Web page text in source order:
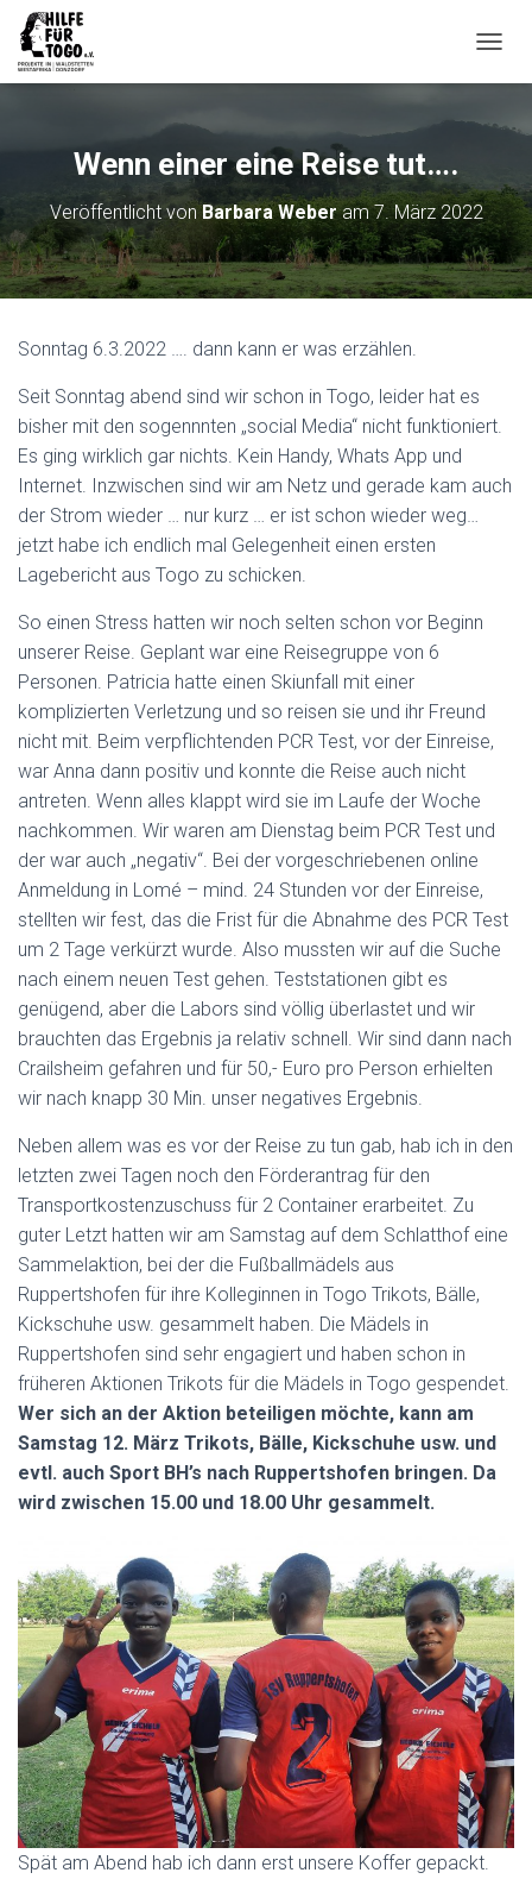
A
I
T
I
O
N
U
L
N
Wenn einer eine Reise tut….
Veröffentlicht vonBarbara Weberam7. März 2022
Sonntag 6.3.2022 …. dann kann er was erzählen.
Seit Sonntag abend sind wir schon in Togo, leider hat es
bisher mit den sogennnten „social Media“ nicht funktioniert.
Es ging wirklich gar nichts. Kein Handy, Whats App und
Internet. Inzwischen sind wir am Netz und gerade kam auch
der Strom wieder … nur kurz … er ist schon wieder weg…
jetzt habe ich endlich mal Gelegenheit einen ersten
Lagebericht aus Togo zu schicken.
So einen Stress hatten wir noch selten schon vor Beginn
unserer Reise. Geplant war eine Reisegruppe von 6
Personen. Patricia hatte einen Skiunfall mit einer
komplizierten Verletzung und so reisen sie und ihr Freund
nicht mit. Beim verpflichtenden PCR Test, vor der Einreise,
war Anna dann positiv und konnte die Reise auch nicht
antreten. Wenn alles klappt wird sie im Laufe der Woche
nachkommen. Wir waren am Dienstag beim PCR Test und
der war auch „negativ“. Bei der vorgeschriebenen online
Anmeldung in Lomé – mind. 24 Stunden vor der Einreise,
stellten wir fest, das die Frist für die Abnahme des PCR Test
um 2 Tage verkürzt wurde. Also mussten wir auf die Suche
nach einem neuen Test gehen. Teststationen gibt es
genügend, aber die Labors sind völlig überlastet und wir
brauchten das Ergebnis ja relativ schnell. Wir sind dann nach
Crailsheim gefahren und für 50,- Euro pro Person erhielten
wir nach knapp 30 Min. unser negatives Ergebnis.
Neben allem was es vor der Reise zu tun gab, hab ich in den
letzten zwei Tagen noch den Förderantrag für den
Transportkostenzuschuss für 2 Container erarbeitet. Zu
guter Letzt hatten wir am Samstag auf dem Schlatthof eine
Sammelaktion, bei der die Fußballmädels aus
Ruppertshofen für ihre Kolleginnen in Togo Trikots, Bälle,
Kickschuhe usw. gesammelt haben. Die Mädels in
Ruppertshofen sind sehr engagiert und haben schon in
früheren Aktionen Trikots für die Mädels in Togo gespendet.
Wer sich an der Aktion beteiligen möchte, kann am
Samstag 12. März Trikots, Bälle, Kickschuhe usw. und
evtl. auch Sport BH’s nach Ruppertshofen bringen. Da
wird zwischen 15.00 und 18.00 Uhr gesammelt.
Spät am Abend hab ich dann erst unsere Koffer gepackt.